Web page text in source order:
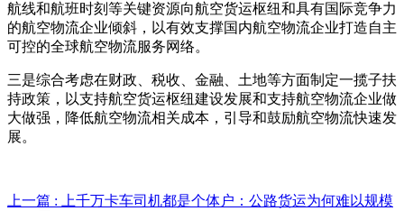
航线和航班时刻等关键资源向航空货运枢纽和具有国际竞争力
的航空物流企业倾斜，以有效支撑国内航空物流企业打造自主
可控的全球航空物流服务网络。
三是综合考虑在财政、税收、金融、土地等方面制定一揽子扶
持政策，以支持航空货运枢纽建设发展和支持航空物流企业做
大做强，降低航空物流相关成本，引导和鼓励航空物流快速发
展。
上一篇 : 上千万卡车司机都是个体户：公路货运为何难以规模